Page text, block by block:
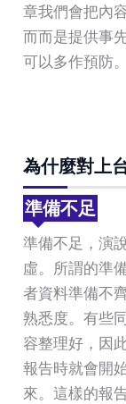
章我們會把內
而而是提供事
可以多作預防。
為什麼對上
準備不足
準備不足，演
虛。所謂的準
者資料準備不
熟悉度。有些
容整理好，因
報告時就會開
來。這樣的報